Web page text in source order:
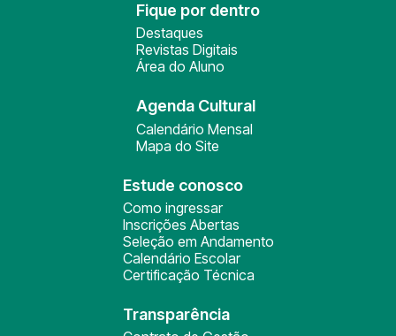
Fique por dentro
Destaques
Revistas Digitais
Área do Aluno
Agenda Cultural
Calendário Mensal
Mapa do Site
Estude conosco
Como ingressar
Inscrições Abertas
Seleção em Andamento
Calendário Escolar
Certificação Técnica
Transparência